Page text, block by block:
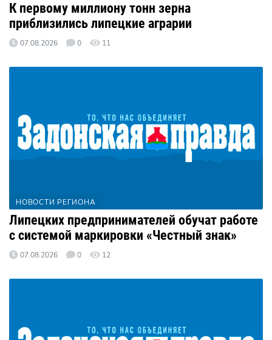
К первому миллиону тонн зерна
приблизились липецкие аграрии
07.08.2026 0 11
НОВОСТИ РЕГИОНА
Липецких предпринимателей обучат работе
с системой маркировки «Честный знак»
07.08.2026 0 12